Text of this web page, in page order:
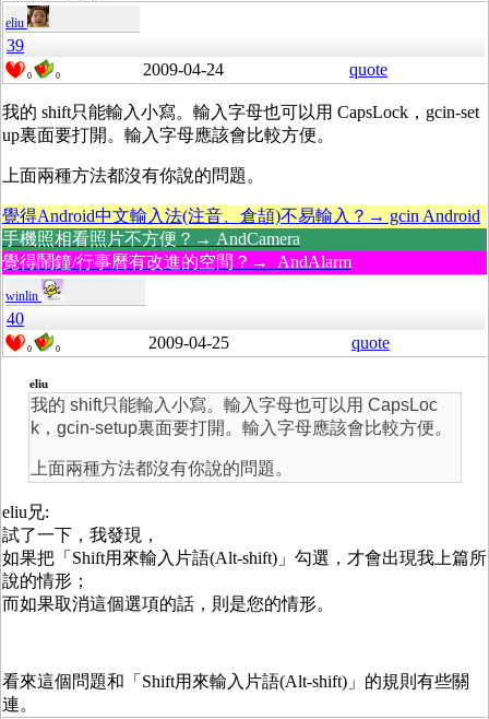
eliu
39
0 0 2009-04-24 quote
我的 shift只能輸入小寫。輸入字母也可以用 CapsLock，gcin-set
up裏面要打開。輸入字母應該會比較方便。
上面兩種方法都沒有你說的問題。
覺得Android中文輸入法(注音、倉頡)不易輸入？→ gcin Android
手機照相看照片不方便？→ AndCamera
覺得鬧鐘/行事曆有改進的空間？→ AndAlarm
winlin
40
0 0 2009-04-25 quote
eliu
我的 shift只能輸入小寫。輸入字母也可以用 CapsLoc
k，gcin-setup裏面要打開。輸入字母應該會比較方便。
上面兩種方法都沒有你說的問題。
eliu兄:
試了一下，我發現，
如果把「Shift用來輸入片語(Alt-shift)」勾選，才會出現我上篇所
說的情形；
而如果取消這個選項的話，則是您的情形。
看來這個問題和「Shift用來輸入片語(Alt-shift)」的規則有些關
連。